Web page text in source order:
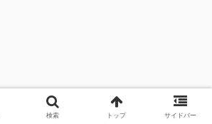
検索 トップ サイドバー